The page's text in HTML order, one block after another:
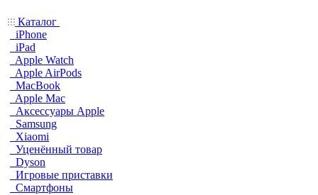
Каталог
iPhone
iPad
Apple Watch
Apple AirPods
MacBook
Apple Mac
Аксессуары Apple
Samsung
Xiaomi
Уценённый товар
Dyson
Игровые приставки
Смартфоны